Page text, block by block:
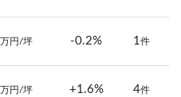
万円/坪 -0.2% 1件
万円/坪 +1.6% 4件